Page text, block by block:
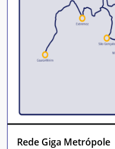
Rede Giga Metrópole